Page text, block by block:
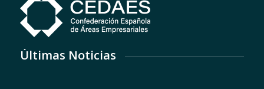
Últimas Noticias